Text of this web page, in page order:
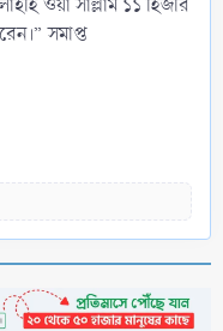
সমাপ্ত